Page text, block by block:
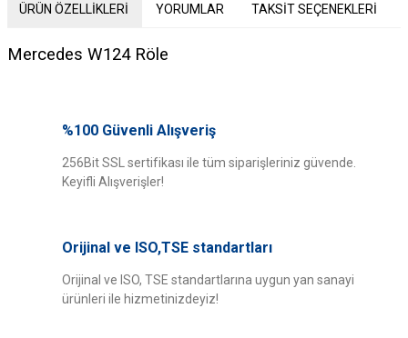
ÜRÜN ÖZELLİKLERİ YORUMLAR TAKSİT SEÇENEKLERİ
Mercedes W124 Röle
Bu ürüne ilk yorumu siz yapın!
yetersiz gördüğünüz noktaları öneri formunu kullanarak tarafımıza
iletebilirsiniz.
Görüş ve önerileriniz için teşekkür ederiz.
Ürün bilgilerinde hatalar bulunuyor.
Ürün fiyatı diğer sitelerden daha pahalı.
Bu ürüne benzer farklı alternatifler olmalı.
%100 Güvenli Alışveriş
256Bit SSL sertifikası ile tüm siparişleriniz güvende.
Keyifli Alışverişler!
Orijinal ve ISO,TSE standartları
Orijinal ve ISO, TSE standartlarına uygun yan sanayi
ürünleri ile hizmetinizdeyiz!